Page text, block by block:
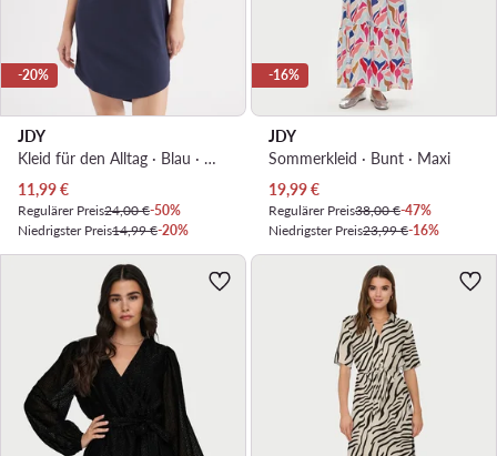
-20%
JDY
Kleid für den Alltag · Blau · Mini
Aktueller Preis
11,99€
Regulärer Preis24,00 €-50%
Niedrigster Preis14,99 €-20%
-16%
JDY
Sommerkleid · Bunt · Maxi
Aktueller Preis
19,99€
Regulärer Preis38,00 €-47%
Niedrigster Preis23,99 €-16%